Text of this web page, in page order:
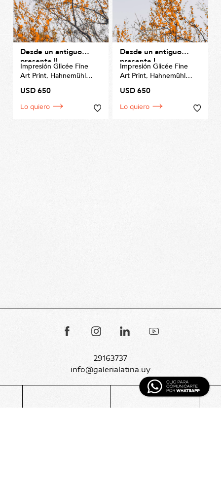
Desde un antiguo
presente II
Impresión Glicée Fine
Art Print, Hahnemühle
Tamaño 70 x 50cm
USD 650
Lo quiero
Desde un antiguo
presente I
Impresión Glicée Fine
Art Print, Hahnemühle
Tamaño 70 x 50cm
USD 650
Lo quiero
29163737
info@galerialatina.uy